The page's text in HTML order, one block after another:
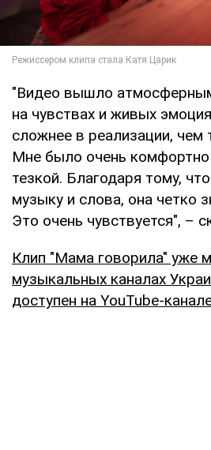
"Видео вышло
на чувствах и живых
сложнее в реализации,
Мне было очень комфортно
тезкой. Благодаря тому,
музыку и слова, она четко
Это очень чувствуется", –
Клип "Мама говорила" уже
музыкальных каналах
доступен на YouTube-